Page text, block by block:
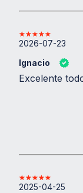
rinde
2026-07-23
Ignacio
Excelente
2025-04-25